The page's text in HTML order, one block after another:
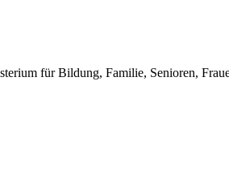
für Bildung, Familie, Senioren,